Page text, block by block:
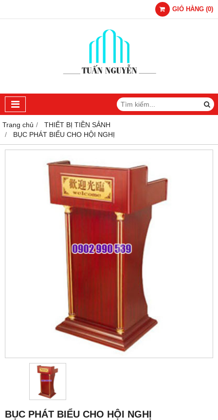
GIỎ HÀNG (0)
Trang chủ
THIẾT BỊ TIỀN SẢNH
BỤC PHÁT BIỂU CHO HỘI NGHỊ
BỤC PHÁT BIỂU CHO HỘI NGHỊ